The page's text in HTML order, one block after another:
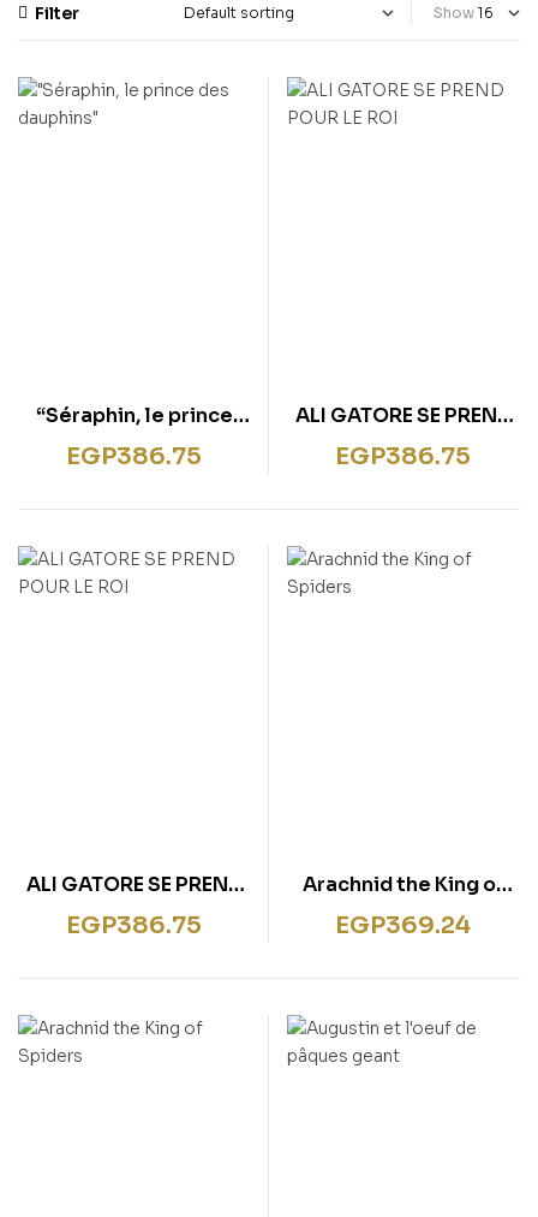
Filter Show
“Séraphin, le prince
des dauphins”
EGP386.75
ALI GATORE SE PREND
POUR LE ROI
EGP386.75
ALI GATORE SE PREND
POUR LE ROI
EGP386.75
Arachnid the King of
Spiders
EGP369.24
for Specific Purposes
& Games